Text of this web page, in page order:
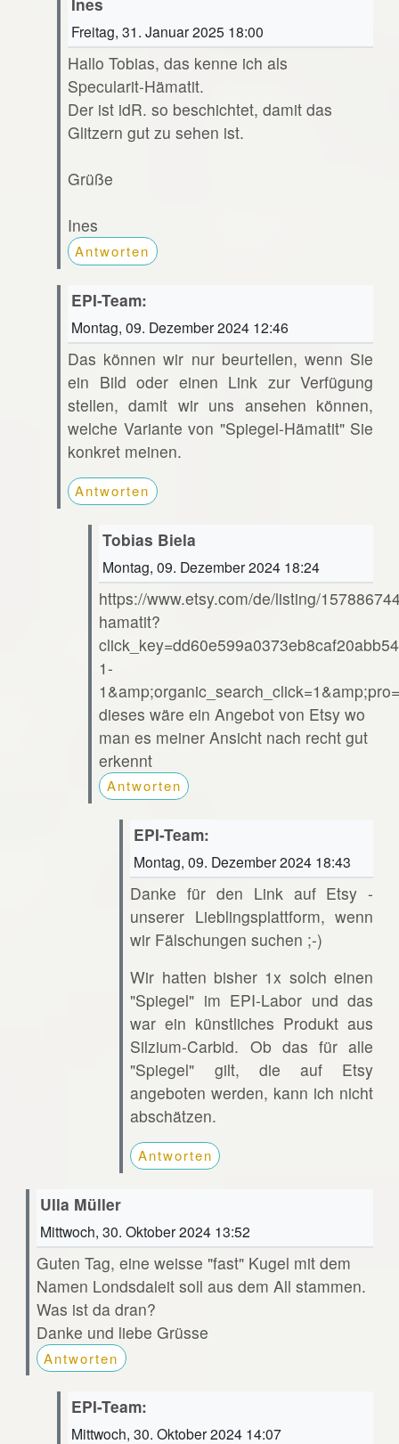
Freitag, 31. Januar 2025 18:00
Hallo Tobias, das kenne ich als
Specularit-Hämatit.
Der ist idR. so beschichtet, damit das
Glitzern gut zu sehen ist.
Grüße
Ines
Antworten
EPI-Team:
Montag, 09. Dezember 2024 12:46
Das können wir nur beurteilen, wenn Sie
ein Bild oder einen Link zur Verfügung
stellen, damit wir uns ansehen können,
welche Variante von "Spiegel-Hämatit" Sie
konkret meinen.
Antworten
Tobias Biela
Montag, 09. Dezember 2024 18:24
https://www.etsy.com/de/listing/
hamatit?
1-
dieses wäre ein Angebot von Etsy wo
man es meiner Ansicht nach recht gut
erkennt
Antworten
EPI-Team:
Montag, 09. Dezember 2024 18:43
Danke für den Link auf Etsy -
unserer Lieblingsplattform, wenn
wir Fälschungen suchen ;-)
Wir hatten bisher 1x solch einen
"Spiegel" im EPI-Labor und das
war ein künstliches Produkt aus
Silzium-Carbid. Ob das für alle
"Spiegel" gilt, die auf Etsy
angeboten werden, kann ich nicht
abschätzen.
Antworten
Ulla Müller
Mittwoch, 30. Oktober 2024 13:52
Guten Tag, eine weisse "fast" Kugel mit dem
Namen Londsdaleit soll aus dem All stammen.
Was ist da dran?
Danke und liebe Grüsse
Antworten
EPI-Team:
Mittwoch, 30. Oktober 2024 14:07